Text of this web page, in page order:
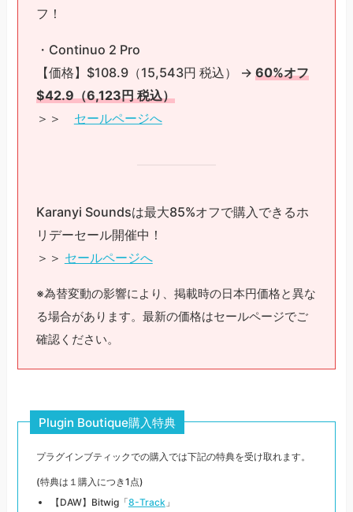
フ！
・Continuo 2 Pro
【価格】$108.9（15,543円 税込） → 60%オフ
$42.9（6,123円 税込）
＞＞ セールページへ
Karanyi Soundsは最大85%オフで購入できるホ
リデーセール開催中！
＞＞ セールページへ
※為替変動の影響により、掲載時の日本円価格と異な
る場合があります。最新の価格はセールページでご
確認ください。
Plugin Boutique購入特典
プラグインブティックでの購入では下記の特典を受け取れます。
(特典は１購入につき1点)
【DAW】Bitwig「8-Track」